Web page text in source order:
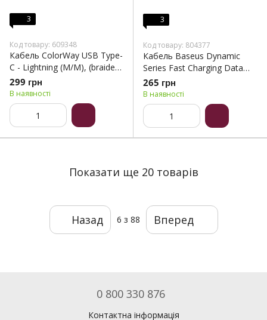
3
Код товару: 609348
Кабель ColorWay USB Type-
C - Lightning (M/M), (braided
cotton) (PD Fast Charging
27W), 2 м, Black (CW-
CBPDCL068-BK)
299 грн
В наявності
3
Код товару: 804377
Кабель Baseus Dynamic
Series Fast Charging Data
Cable USB to iP 2.4A 1m
Slate Gray (CALD000416)
265 грн
В наявності
Показати ще 20 товарів
Назад 6 з 88 Вперед
0 800 330 876
Контактна інформація